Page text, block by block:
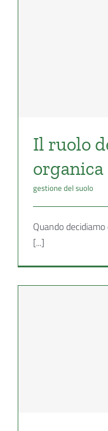
Il ruolo
organica
gestione del suolo
Quando
[...]